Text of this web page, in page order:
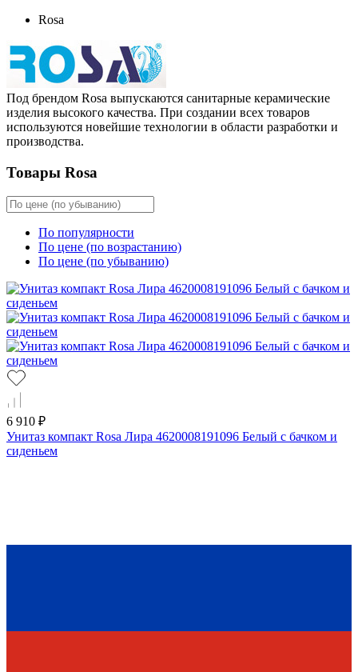
Rosa
Под брендом Rosa выпускаются санитарные керамические
изделия высокого качества. При создании всех товаров
используются новейшие технологии в области разработки и
производства.
Товары Rosa
По популярности
По цене (по возрастанию)
По цене (по убыванию)
6 910 ₽
Унитаз компакт Rosa Лира 4620008191096 Белый с бачком и
сиденьем